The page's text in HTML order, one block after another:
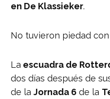
en De Klassieker.
No tuvieron piedad con
La escuadra de
dos días después de
de laJornada 6 de la